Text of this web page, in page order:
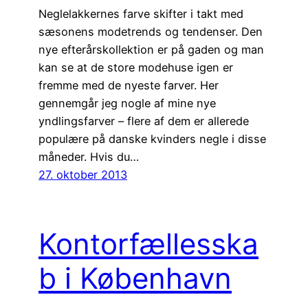
Neglelakkernes farve skifter i takt med
sæsonens modetrends og tendenser. Den
nye efterårskollektion er på gaden og man
kan se at de store modehuse igen er
fremme med de nyeste farver. Her
gennemgår jeg nogle af mine nye
yndlingsfarver – flere af dem er allerede
populære på danske kvinders negle i disse
måneder. Hvis du…
27. oktober 2013
Kontorfællesska
b i København